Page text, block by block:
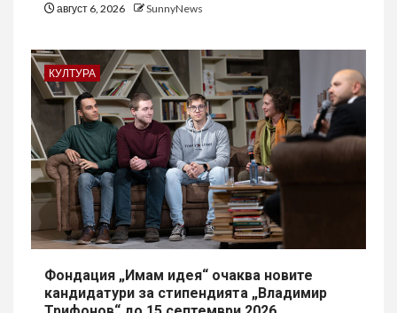
август 6, 2026 SunnyNews
КУЛТУРА
Фондация „Имам идея“ очаква новите
кандидатури за стипендията „Владимир